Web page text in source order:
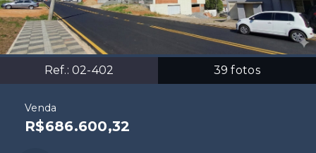
Ref.: 02-402 39 fotos
Venda
R$686.600,32